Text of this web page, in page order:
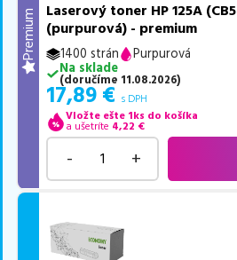
Premium
Laserový toner HP 125A
(purpurová) - premium
1400 strán
Purpurová
Na sklade
(doručíme 11.08.2026)
17,89 € s DPH
Vložte ešte 1ks do košíka
a ušetríte 4,22 €
- +